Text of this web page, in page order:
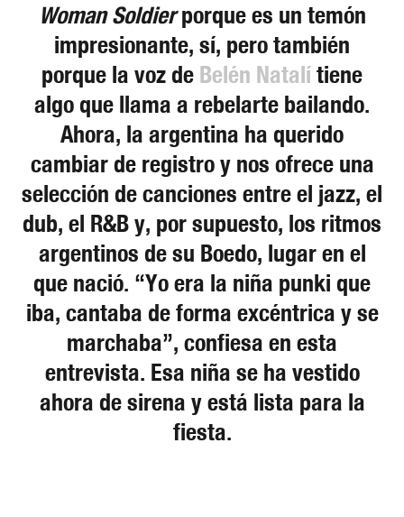
Woman Soldierporque es un temón
impresionante, sí, pero también
porque la voz de Belén Natalítiene
algo que llama a rebelarte bailando.
Ahora, la argentina ha querido
cambiar de registro y nos ofrece una
selección de canciones entre el jazz, el
dub, el R&B y, por supuesto, los ritmos
argentinos de su Boedo, lugar en el
que nació. “Yo era la niña punki que
iba, cantaba de forma excéntrica y se
marchaba”, confiesa en esta
entrevista. Esa niña se ha vestido
ahora de sirena y está lista para la
fiesta.